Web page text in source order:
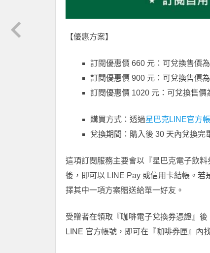
【優惠方案】
訂閱優惠價 660 元：可兌換售價
訂閱優惠價 900 元：可兌換售價
訂閱優惠價 1020 元：可兌換售
購買方式：透過星巴克LINE官方
兌換期間：購入後 30 天內兌換完
這項訂閱服務主要會以『星巴克電子飲
後，即可以 LINE Pay 或信用卡結帳。
擇其中一項方案贈送給單一好友。
受贈者在領取『咖啡電子兌換券憑證』
LINE 官方帳號，即可在『咖啡券匣』內